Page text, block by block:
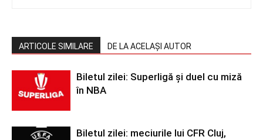
ARTICOLE SIMILARE DE LA ACELAȘI AUTOR
Biletul zilei: Superligă și duel cu miză
în NBA
Biletul zilei: meciurile lui CFR Cluj,